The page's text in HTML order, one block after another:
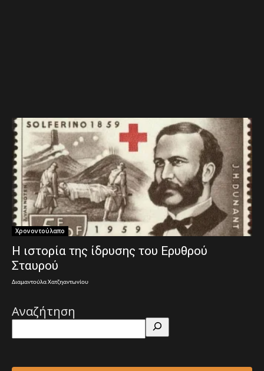
Χρονοντούλαπο
Η ιστορία της ίδρυσης του Ερυθρού
Σταυρού
Διαμαντούλα Χατζηαντωνίου
Αναζήτηση